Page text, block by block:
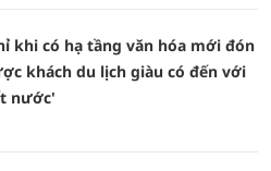
khi có hạ tầng văn hóa mới đón
khách du lịch giàu có đến với
nước'